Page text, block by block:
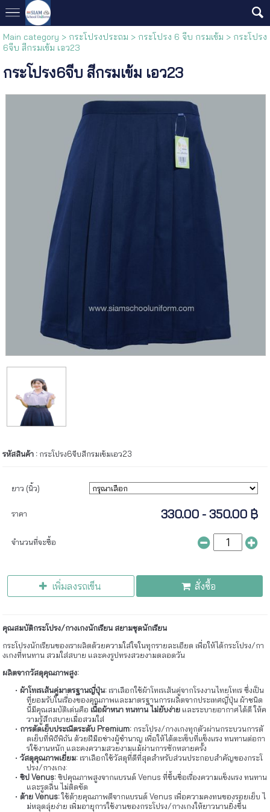
Main category > กระโปรงประถม > กระโปรง 6 จีบ กรมเข้ม > กระโปรง
6จีบ สีกรมเข้ม เอว23
กระโปรง6จีบ สีกรมเข้ม เอว23
รหัสสินค้า : กระโปรง6จีบสีกรมเข้มเอว23
ยาว (นิ้ว)
ราคา 330.00 - 350.00 ฿
จำนวนที่จะซื้อ
เพิ่มลงรถเข็น สั่งซื้อ
คุณสมบัติกระโปรง/กางเกงนักเรียน สยามชุดนักเรียน
กระโปรงนักเรียนของเราผลิตด้วยความใส่ใจในทุกรายละเอียด เพื่อให้ได้กระโปรง/กา
งเกงที่ทนทาน สวมใส่สบาย และคงรูปทรงสวยงามตลอดวัน
ผลิตจากวัสดุคุณภาพสูง:
ผ้าโทเรเส้นคู่มาตรฐานญี่ปุ่น:เราเลือกใช้ผ้าโทเรเส้นคู่จากโรงงานไทยโทเร ซึ่งเป็น
ที่ยอมรับในเรื่องของคุณภาพและมาตรฐานการผลิตจากประเทศญี่ปุ่น ผ้าชนิด
นี้มีคุณสมบัติเด่นคือ เนื้อผ้าหนา ทนทาน ไม่ยับง่าย และระบายอากาศได้ดี ให้ค
วามรู้สึกสบายเมื่อสวมใส่
การตัดเย็บประณีตระดับ Premium:กระโปรง/กางเกงทุกตัวผ่านกระบวนการตั
ดเย็บที่พิถีพิถัน ด้วยฝีมือช่างผู้ชำนาญ เพื่อให้ได้ตะเข็บที่แข็งแรง ทนทานต่อกา
รใช้งานหนัก และคงความสวยงามแม้ผ่านการซักหลายครั้ง
วัสดุคุณภาพเยี่ยม:เราเลือกใช้วัสดุที่ดีที่สุดสำหรับส่วนประกอบสำคัญของกระโ
ปรง/กางเกง:
ซิป Venus:ซิปคุณภาพสูงจากแบรนด์ Venus ที่ขึ้นชื่อเรื่องความแข็งแรง ทนทาน
และรูดลื่น ไม่ติดขัด
ด้าย Venus:ใช้ด้ายคุณภาพดีจากแบรนด์ Venus เพื่อความคงทนของรอยเย็บ ไ
ม่หลุดลุ่ยง่าย เพิ่มอายุการใช้งานของกระโปรง/กางเกงให้ยาวนานยิ่งขึ้น